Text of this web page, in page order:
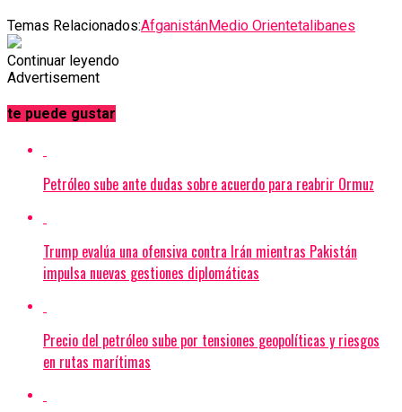
Temas Relacionados:AfganistánMedio Orientetalibanes
Continuar leyendo
Advertisement
te puede gustar
Petróleo sube ante dudas sobre acuerdo para reabrir Ormuz
Trump evalúa una ofensiva contra Irán mientras Pakistán
impulsa nuevas gestiones diplomáticas
Precio del petróleo sube por tensiones geopolíticas y riesgos
en rutas marítimas